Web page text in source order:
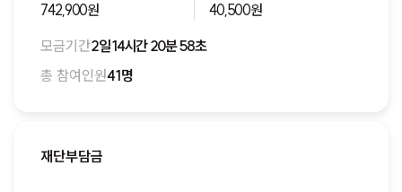
742,900원
40,500원
모금기간2일 14시간 20분 58초
총 참여인원41명
재단부담금